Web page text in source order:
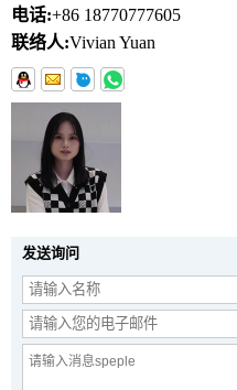
电话:+86 18770777605
联络人:Vivian Yuan
发送询问